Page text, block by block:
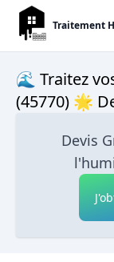
Traitement
🌊 Traitez
(45770) 🌟
Devis